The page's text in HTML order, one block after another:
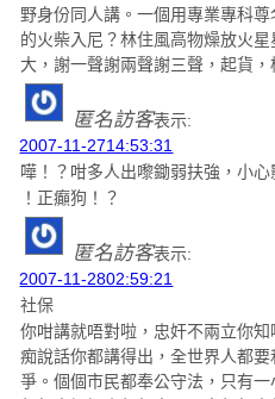
野身份同人講。一個用專業專科
的火柴入尼？林住風高物燥放火
大，謝一聲謝兩聲謝三聲，起貨，
匿名訪客表示:
2007-11-2714:53:31
嘩！？咁多人出嚟鋤弱扶強，小心
！正癲狗！？
匿名訪客表示:
2007-11-2802:59:21
社保
你咁講就唔對啦，忠奸不兩立你
痴說話你都講得出，全世界人都
爭。個個市民都奉公守法，只有